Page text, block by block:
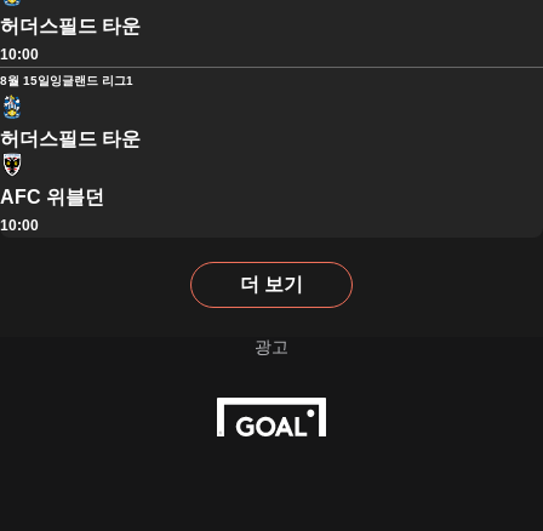
허더스필드 타운
10:00
8월 15일잉글랜드 리그1
허더스필드 타운
AFC 위블던
10:00
더 보기